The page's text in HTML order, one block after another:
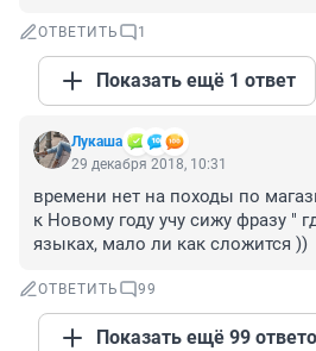
ОТВЕТИТЬ 1
Показать ещё 1 ответ
Лукашa
29 декабря 2018, 10:31
времени нет на походы по
к Новому году учу сижу фразу "
языках, мало ли как сложится ))
ОТВЕТИТЬ 99
Показать ещё 99